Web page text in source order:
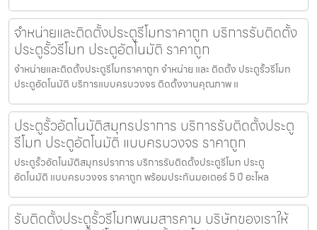
จำหน่ายและติดตั้งประตูรีโมทราคาถูก บริการรับติดตั้ง
ประตูรั้วรีโมท ประตูอัตโนมัติ ราคาถูก
จำหน่ายและติดตั้งประตูรีโมทราคาถูก จำหน่าย และ ติดตั้ง ประตูรั้วรีโมท
ประตูอัตโนมัติ บริการแบบครบวงจร ติดตั้งงานคุณภาพ แ
ประตูรั้วอัตโนมัติสมุทรปราการ บริการรับติดตั้งประตู
รีโมท ประตูอัตโนมัติ แบบครบวงจร ราคาถูก
ประตูรั้วอัตโนมัติสมุทรปราการ บริการรับติดตั้งประตูรีโมท ประตู
อัตโนมัติ แบบครบวงจร ราคาถูก พร้อมประกันมอเตอร์ 5 ปี อะไหล
รับติดตั้งประตูรั้วรีโมทพนมสารคาม บริษัทของเราให้